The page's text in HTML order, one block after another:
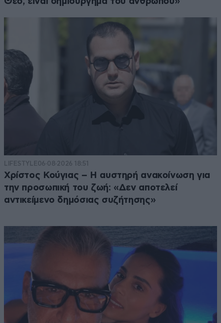
LIFESTYLE06·08·2026 18:51
Χρίστος Κούγιας – Η αυστηρή ανακοίνωση για
την προσωπική του ζωή: «Δεν αποτελεί
αντικείμενο δημόσιας συζήτησης»